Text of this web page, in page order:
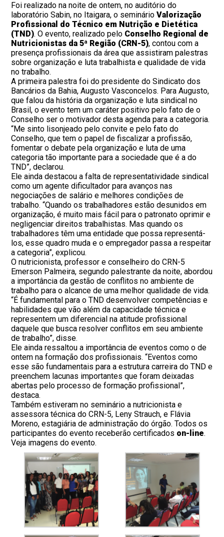
Foi realizado na noite de ontem, no auditório do
laboratório Sabin, no Itaigara, o seminárioValorização
Profissional do Técnico em Nutrição e Dietética
(TND). O evento, realizado pelo Conselho Regional de
Nutricionistas da 5ª Região (CRN-5), contou com a
presença profissionais da área que assistiram palestras
sobre organização e luta trabalhista e qualidade de vida
no trabalho.
A primeira palestra foi do presidente do Sindicato dos
Bancários da Bahia, Augusto Vasconcelos. Para Augusto,
que falou da história da organização e luta sindical no
Brasil, o evento tem um caráter positivo pelo fato de o
Conselho ser o motivador desta agenda para a categoria.
“Me sinto lisonjeado pelo convite e pelo fato do
Conselho, que tem o papel de fiscalizar a profissão,
fomentar o debate pela organização e luta de uma
categoria tão importante para a sociedade que é a do
TND”, declarou.
Ele ainda destacou a falta de representatividade sindical
como um agente dificultador para avanços nas
negociações de salário e melhores condições de
trabalho. “Quando os trabalhadores estão desunidos em
organização, é muito mais fácil para o patronato oprimir e
negligenciar direitos trabalhistas. Mas quando os
trabalhadores têm uma entidade que possa representá-
los, esse quadro muda e o empregador passa a respeitar
a categoria”, explicou.
O nutricionista, professor e conselheiro do CRN-5
Emerson Palmeira, segundo palestrante da noite, abordou
a importância da gestão de conflitos no ambiente de
trabalho para o alcance de uma melhor qualidade de vida.
“É fundamental para o TND desenvolver competências e
habilidades que vão além da capacidade técnica e
representem um diferencial na atitude profissional
daquele que busca resolver conflitos em seu ambiente
de trabalho”, disse.
Ele ainda ressaltou a importância de eventos como o de
ontem na formação dos profissionais. “Eventos como
esse são fundamentais para a estrutura carreira do TND e
preenchem lacunas importantes que foram deixadas
abertas pelo processo de formação profissional”,
destaca.
Também estiveram no seminário a nutricionista e
assessora técnica do CRN-5, Leny Strauch, e Flávia
Moreno, estagiária de administração do órgão. Todos os
participantes do evento receberão certificados on-line.
Veja imagens do evento.